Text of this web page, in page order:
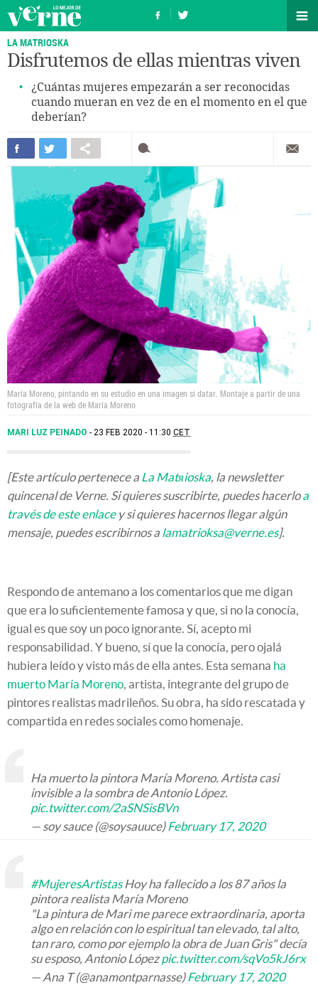
LA MATRIOSKA
Disfrutemos de ellas mientras viven
¿Cuántas mujeres empezarán a ser reconocidas
cuando mueran en vez de en el momento en el que
deberían?
María Moreno, pintando en su estudio en una imagen si datar. Montaje a partir de una
fotografía de la web de María Moreno
MARI LUZ PEINADO 23 FEB 2020 - 11:30 CET
[Este artículo pertenece a La Matяioska, la newsletter
quincenal de Verne. Si quieres suscribirte, puedes hacerloa
través de este enlacey si quieres hacernos llegar algún
mensaje, puedes escribirnos a lamatrioksa@verne.es].
Respondo de antemano a los comentarios que me digan
que era lo suficientemente famosa y que, si no la conocía,
igual es que soy un poco ignorante. Sí, acepto mi
responsabilidad. Y bueno, sí que la conocía, pero ojalá
hubiera leído y visto más de ella antes. Esta semana ha
muerto María Moreno, artista, integrante del grupo de
pintores realistas madrileños. Su obra, ha sido rescatada y
compartida en redes sociales como homenaje.
Ha muerto la pintora María Moreno. Artista casi
invisible a la sombra de Antonio López.
pic.twitter.com/2aSNSisBVn
— soy sauce (@soysauuce)February 17, 2020
#MujeresArtistasHoy ha fallecido a los 87 años la
pintora realista María Moreno
"La pintura de Mari me parece extraordinaria, aporta
algo en relación con lo espiritual tan elevado, tal alto,
tan raro, como por ejemplo la obra de Juan Gris" decía
su esposo, Antonio Lópezpic.twitter.com/sqVo5kJ6rx
— Ana T (@anamontparnasse)February 17, 2020